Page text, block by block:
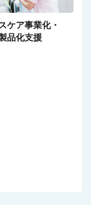
ケア事業化・
品化支援